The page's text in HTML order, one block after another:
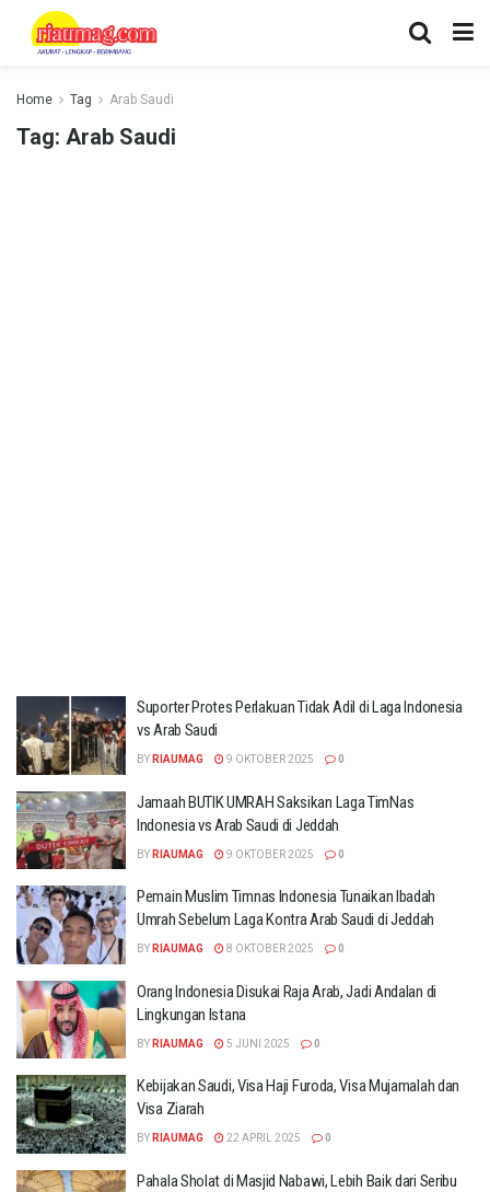
Home Tag Arab Saudi
Tag: Arab Saudi
Suporter Protes Perlakuan Tidak Adil di Laga Indonesia
vs Arab Saudi
BY RIAUMAG 9 OKTOBER 2025 0
Jamaah BUTIK UMRAH Saksikan Laga TimNas
Indonesia vs Arab Saudi di Jeddah
BY RIAUMAG 9 OKTOBER 2025 0
Pemain Muslim Timnas Indonesia Tunaikan Ibadah
Umrah Sebelum Laga Kontra Arab Saudi di Jeddah
BY RIAUMAG 8 OKTOBER 2025 0
Orang Indonesia Disukai Raja Arab, Jadi Andalan di
Lingkungan Istana
BY RIAUMAG 5 JUNI 2025 0
Kebijakan Saudi, Visa Haji Furoda, Visa Mujamalah dan
Visa Ziarah
BY RIAUMAG 22 APRIL 2025 0
Pahala Sholat di Masjid Nabawi, Lebih Baik dari Seribu